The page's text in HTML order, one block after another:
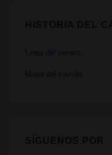
Linea del tiempo
Mapa del mundo